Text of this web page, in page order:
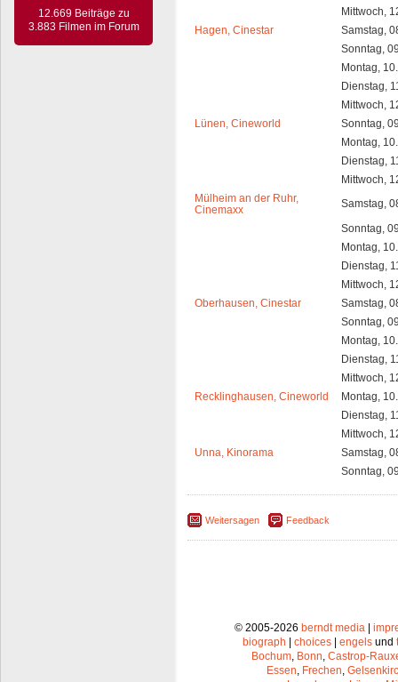
12.669 Beiträge zu
3.883 Filmen im Forum
Mittwoch,
Hagen, Cinestar
Samstag,
Sonntag,
Montag,
Dienstag,
Mittwoch,
Lünen, Cineworld
Sonntag,
Montag,
Dienstag,
Mittwoch,
Mülheim an der Ruhr,
Cinemaxx
Samstag,
Sonntag,
Montag,
Dienstag,
Mittwoch,
Oberhausen, Cinestar
Samstag,
Sonntag,
Montag,
Dienstag,
Mittwoch,
Recklinghausen, Cineworld
Montag,
Dienstag,
Mittwoch,
Unna, Kinorama
Samstag,
Sonntag,
Weitersagen Feedback
© 2005-2026 berndt media |
biograph | choices | engels und
Bochum Bonn Castrop-
Essen Frechen